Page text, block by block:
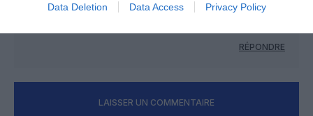
Data Deletion Data Access Privacy Policy
Est ce normal car je n ai entendu aucun echos ce sujet.
RÉPONDRE
LAISSER UN COMMENTAIRE